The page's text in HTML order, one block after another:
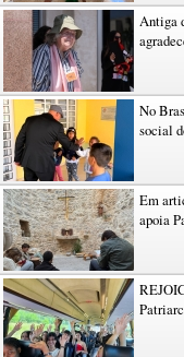
Antiga
No
social
Em
apoia